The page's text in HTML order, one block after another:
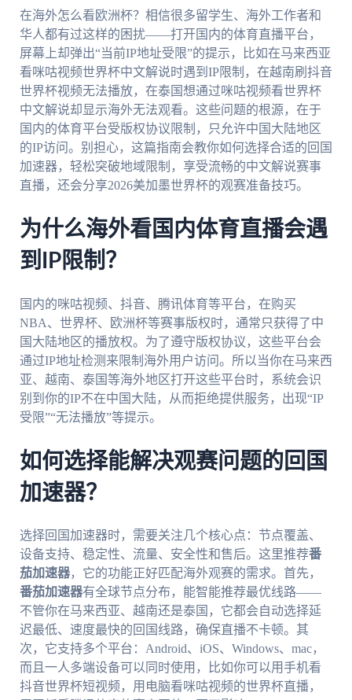
在海外怎么看欧洲杯？相信很多留学生、海外工作者和
华人都有过这样的困扰——打开国内的体育直播平台，
屏幕上却弹出“当前IP地址受限”的提示，比如在马来西亚
看咪咕视频世界杯中文解说时遇到IP限制，在越南刷抖音
世界杯视频无法播放，在泰国想通过咪咕视频看世界杯
中文解说却显示海外无法观看。这些问题的根源，在于
国内的体育平台受版权协议限制，只允许中国大陆地区
的IP访问。别担心，这篇指南会教你如何选择合适的回国
加速器，轻松突破地域限制，享受流畅的中文解说赛事
直播，还会分享2026美加墨世界杯的观赛准备技巧。
为什么海外看国内体育直播会遇
到IP限制？
国内的咪咕视频、抖音、腾讯体育等平台，在购买
NBA、世界杯、欧洲杯等赛事版权时，通常只获得了中
国大陆地区的播放权。为了遵守版权协议，这些平台会
通过IP地址检测来限制海外用户访问。所以当你在马来西
亚、越南、泰国等海外地区打开这些平台时，系统会识
别到你的IP不在中国大陆，从而拒绝提供服务，出现“IP
受限”“无法播放”等提示。
如何选择能解决观赛问题的回国
加速器？
选择回国加速器时，需要关注几个核心点：节点覆盖、
设备支持、稳定性、流量、安全性和售后。这里推荐番
茄加速器，它的功能正好匹配海外观赛的需求。首先，
番茄加速器有全球节点分布，能智能推荐最优线路——
不管你在马来西亚、越南还是泰国，它都会自动选择延
迟最低、速度最快的回国线路，确保直播不卡顿。其
次，它支持多个平台：Android、iOS、Windows、mac，
而且一人多端设备可以同时使用，比如你可以用手机看
抖音世界杯短视频，用电脑看咪咕视频的世界杯直播，